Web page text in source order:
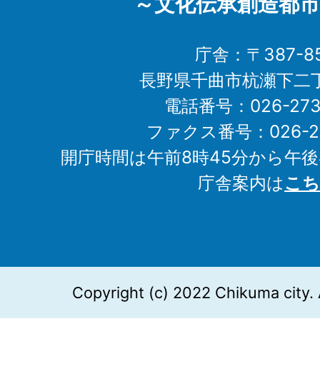
～文化伝承創造都
庁舎：〒387-
長野県千曲市杭瀬下二
電話番号：026-
ファクス番号：026-
開庁時間は午前8時45分から午
庁舎案内はこ
Copyright (c) 2022 Chikuma city.